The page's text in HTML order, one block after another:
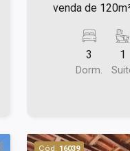
venda de
120m² de
dormitórios
- Dois desses
família; -
3
Dorm.
1
Cód. 16039